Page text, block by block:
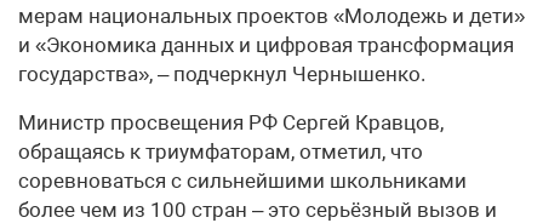
мерам национальных проектов «Молодежь и дети»
и «Экономика данных и цифровая трансформация
государства», – подчеркнул Чернышенко.
Министр просвещения РФ Сергей Кравцов,
обращаясь к триумфаторам, отметил, что
соревноваться с сильнейшими школьниками
более чем из 100 стран – это серьёзный вызов и